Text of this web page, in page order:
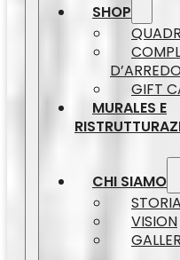
SHOP
GIFT
MURALES E
CHI SIAMO
STORIA
VISION